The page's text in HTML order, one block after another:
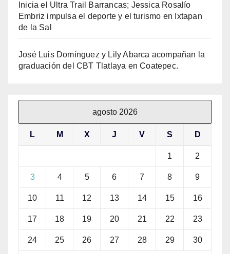
Inicia el Ultra Trail Barrancas; Jessica Rosalío
Embriz impulsa el deporte y el turismo en Ixtapan
de la Sal
José Luis Domínguez y Lily Abarca acompañan la
graduación del CBT Tlatlaya en Coatepec.
agosto 2026
L M X J V S D
1 2
3 4 5 6 7 8 9
10 11 12 13 14 15 16
17 18 19 20 21 22 23
24 25 26 27 28 29 30